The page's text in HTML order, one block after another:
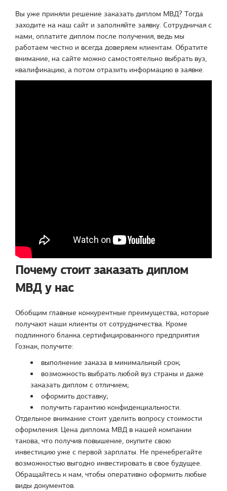
Вы уже приняли решение заказать диплом МВД? Тогда
заходите на наш сайт и заполняйте заявку. Сотрудничая с
нами, оплатите диплом после получения, ведь мы
работаем честно и всегда доверяем клиентам. Обратите
внимание, на сайте можно самостоятельно выбрать вуз,
квалификацию, а потом отразить информацию в заявке.
Почему стоит заказать диплом
МВД у нас
Обобщим главные конкурентные преимущества, которые
получают наши клиенты от сотрудничества. Кроме
подлинного бланка сертифицированного предприятия
Гознак, получите:
выполнение заказа в минимальный срок;
возможность выбрать любой вуз страны и даже
заказать диплом с отличием;
оформить доставку;
получить гарантию конфиденциальности.
Отдельное внимание стоит уделить вопросу стоимости
оформления. Цена диплома МВД в нашей компании
такова, что получив повышение, окупите свою
инвестицию уже с первой зарплаты. Не пренебрегайте
возможностью выгодно инвестировать в свое будущее.
Обращайтесь к нам, чтобы оперативно оформить любые
виды документов.